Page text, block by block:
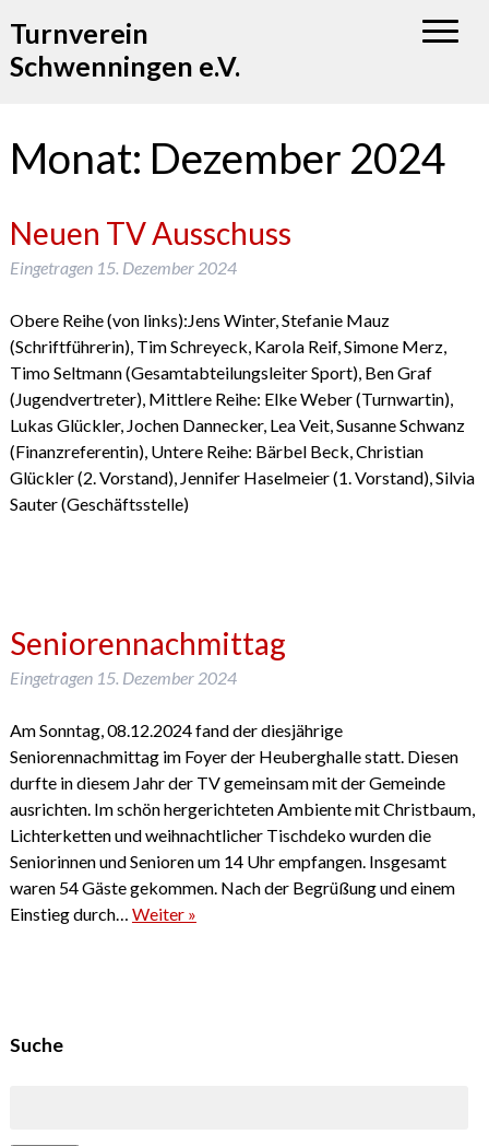
Turnverein
Schwenningen e.V.
Monat: Dezember 2024
Neuen TV Ausschuss
Eingetragen 15. Dezember 2024
Obere Reihe (von links):Jens Winter, Stefanie Mauz
(Schriftführerin), Tim Schreyeck, Karola Reif, Simone Merz,
Timo Seltmann (Gesamtabteilungsleiter Sport), Ben Graf
(Jugendvertreter), Mittlere Reihe: Elke Weber (Turnwartin),
Lukas Glückler, Jochen Dannecker, Lea Veit, Susanne Schwanz
(Finanzreferentin), Untere Reihe: Bärbel Beck, Christian
Glückler (2. Vorstand), Jennifer Haselmeier (1. Vorstand), Silvia
Sauter (Geschäftsstelle)
Seniorennachmittag
Eingetragen 15. Dezember 2024
Am Sonntag, 08.12.2024 fand der diesjährige
Seniorennachmittag im Foyer der Heuberghalle statt. Diesen
durfte in diesem Jahr der TV gemeinsam mit der Gemeinde
ausrichten. Im schön hergerichteten Ambiente mit Christbaum,
Lichterketten und weihnachtlicher Tischdeko wurden die
Seniorinnen und Senioren um 14 Uhr empfangen. Insgesamt
waren 54 Gäste gekommen. Nach der Begrüßung und einem
Einstieg durch… Weiter »
Suche